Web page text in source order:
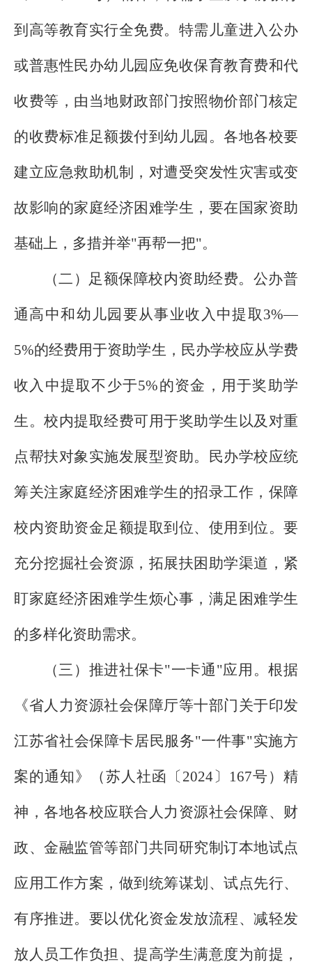
到高等教育实行全免费。特需儿童进入公办
或普惠性民办幼儿园应免收保育教育费和代
收费等，由当地财政部门按照物价部门核定
的收费标准足额拨付到幼儿园。各地各校要
建立应急救助机制，对遭受突发性灾害或变
故影响的家庭经济困难学生，要在国家资助
基础上，多措并举"再帮一把"。
（二）足额保障校内资助经费。公办普
通高中和幼儿园要从事业收入中提取 3%—
5%的经费用于资助学生，民办学校应从学费
收入中提取不少于5%的资金，用于奖助学
生。校内提取经费可用于奖助学生以及对重
点帮扶对象实施发展型资助。民办学校应统
筹关注家庭经济困难学生的招录工作，保障
校内资助资金足额提取到位、使用到位。要
充分挖掘社会资源，拓展扶困助学渠道，紧
盯家庭经济困难学生烦心事，满足困难学生
的多样化资助需求。
（三）推进社保卡"一卡通"应用。根据
《省人力资源社会保障厅等十部门关于印发
江苏省社会保障卡居民服务"一件事"实施方
案的通知》（苏人社函〔 2024〕 167号）精
神，各地各校应联合人力资源社会保障、财
政、金融监管等部门共同研究制订本地试点
应用工作方案，做到统筹谋划、试点先行、
有序推进。要以优化资金发放流程、减轻发
放人员工作负担、提高学生满意度为前提，